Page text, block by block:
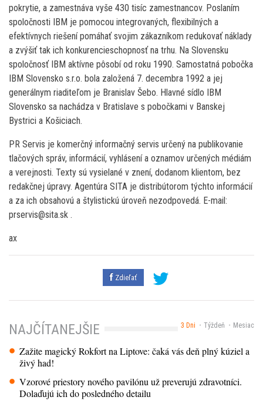
pokrytie, a zamestnáva vyše 430 tisíc zamestnancov. Poslaním
spoločnosti IBM je pomocou integrovaných, flexibilných a
efektívnych riešení pomáhať svojim zákazníkom redukovať náklady
a zvýšiť tak ich konkurencieschopnosť na trhu. Na Slovensku
spoločnosť IBM aktívne pôsobí od roku 1990. Samostatná pobočka
IBM Slovensko s.r.o. bola založená 7. decembra 1992 a jej
generálnym riaditeľom je Branislav Šebo. Hlavné sídlo IBM
Slovensko sa nachádza v Bratislave s pobočkami v Banskej
Bystrici a Košiciach.
PR Servis je komerčný informačný servis určený na publikovanie
tlačových správ, informácií, vyhlásení a oznamov určených médiám
a verejnosti. Texty sú vysielané v znení, dodanom klientom, bez
redakčnej úpravy. Agentúra SITA je distribútorom týchto informácií
a za ich obsahovú a štylistickú úroveň nezodpovedá. E-mail:
prservis@sita.sk .
ax
Zdieľať
3 Dni Týždeň Mesiac
NAJČÍTANEJŠIE
Zažite magický Rokfort na Liptove: čaká vás deň plný kúziel a
živý had!
Vzorové priestory nového pavilónu už preverujú zdravotníci.
Dolaďujú ich do posledného detailu